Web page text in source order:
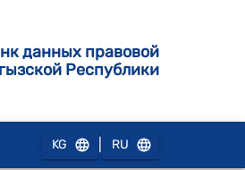
данных правовой
Республики
KG RU